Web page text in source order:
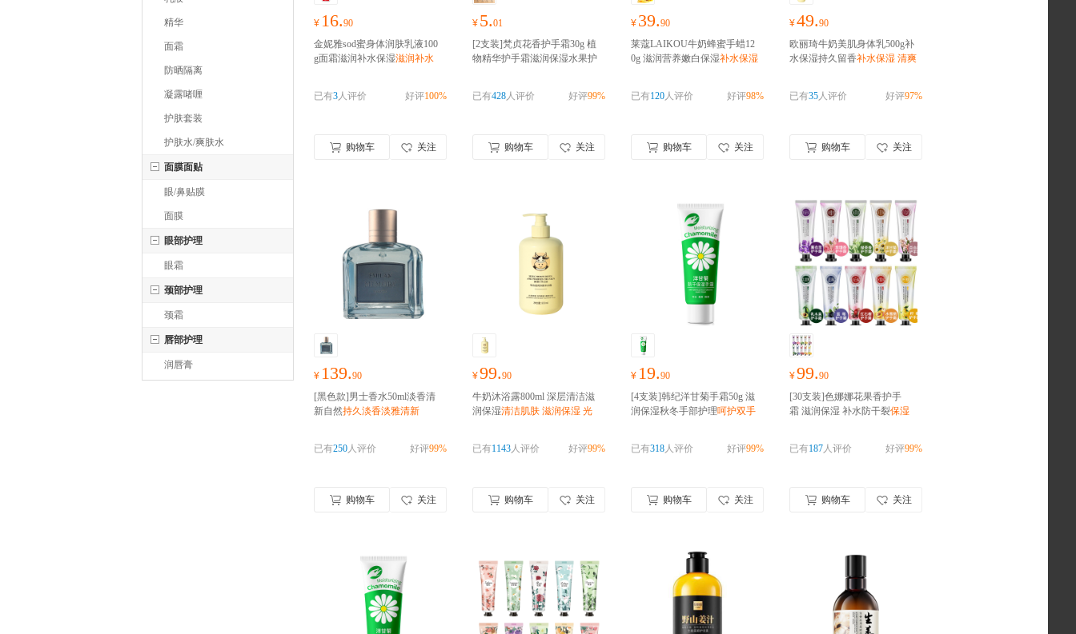
精华
面霜
防晒隔离
凝露啫喱
护肤套装
护肤水/爽肤水
面膜面贴
眼/鼻贴膜
面膜
眼部护理
眼霜
颈部护理
颈霜
唇部护理
润唇膏
¥ 16.90
金妮雅sod蜜身体润肤乳液100
g面霜滋润补水保湿滋润补水
已有3人评价 好评100%
购物车 关注
¥ 5.01
[2支装]梵贞花香护手霜30g 植
物精华护手霜滋润保湿水果护
已有428人评价 好评99%
购物车 关注
¥ 39.90
莱蔻LAIKOU牛奶蜂蜜手蜡12
0g 滋润营养嫩白保湿补水保湿
已有120人评价 好评98%
购物车 关注
¥49.90
欧丽琦牛奶美肌身体乳500g补
水保湿持久留香补水保湿 清爽
已有35人评价 好评97%
购物车 关注
¥ 139.90
[黑色款]男士香水50ml淡香清
新自然持久淡香淡雅清新
已有250人评价 好评99%
购物车 关注
¥99.90
牛奶沐浴露800ml 深层清洁滋
润保湿清洁肌肤 滋润保湿 光
已有1143人评价 好评99%
购物车 关注
¥ 19.90
[4支装]韩纪洋甘菊手霜50g 滋
润保湿秋冬手部护理呵护双手
已有318人评价 好评99%
购物车 关注
¥99.90
[30支装]色娜娜花果香护手
霜 滋润保湿 补水防干裂保湿
已有187人评价 好评99%
购物车 关注